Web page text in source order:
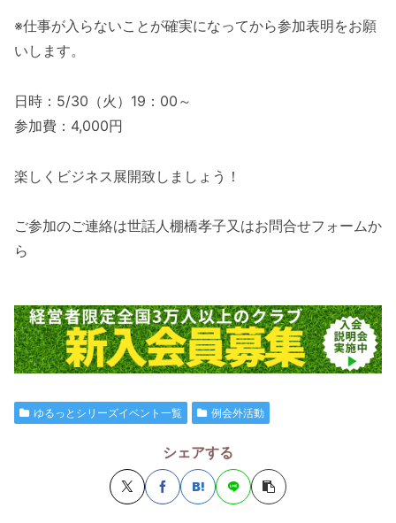
※仕事が入らないことが確実になってから参加表明をお願
いします。
日時：5/30（火）19：00～
参加費：4,000円
楽しくビジネス展開致しましょう！
ご参加のご連絡は世話人棚橋孝子又はお問合せフォームか
ら
ゆるっとシリーズイベント一覧 例会外活動
シェアする